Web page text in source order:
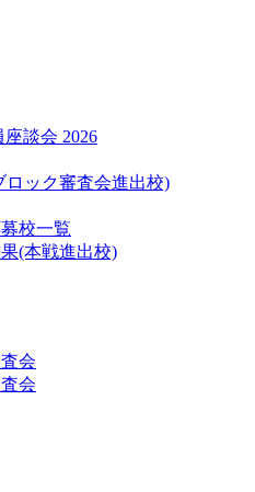
談会 2026
ロック審査会進出校)
校一覧
(本戦進出校)
会
会